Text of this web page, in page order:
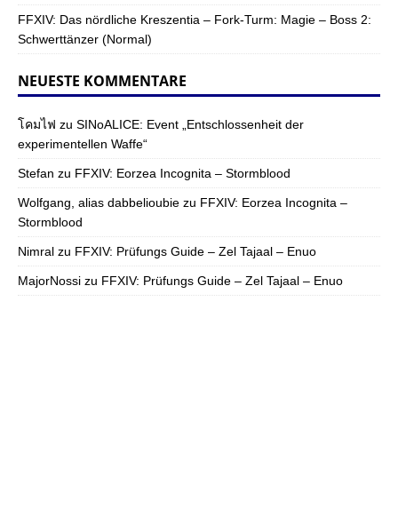
FFXIV: Das nördliche Kreszentia – Fork-Turm: Magie – Boss 2:
Schwerttänzer (Normal)
NEUESTE KOMMENTARE
โคมไฟ zu SINoALICE: Event „Entschlossenheit der
experimentellen Waffe“
Stefan zu FFXIV: Eorzea Incognita – Stormblood
Wolfgang, alias dabbelioubie zu FFXIV: Eorzea Incognita –
Stormblood
Nimral zu FFXIV: Prüfungs Guide – Zel Tajaal – Enuo
MajorNossi zu FFXIV: Prüfungs Guide – Zel Tajaal – Enuo